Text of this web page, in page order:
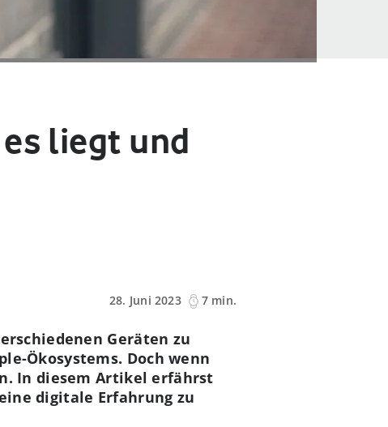
liegt und
28. Juni 2023
7 min.
Geräten zu
Ökosystems. Doch wenn
In diesem Artikel erfährst
digitale Erfahrung zu